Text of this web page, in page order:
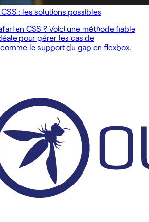
: les solutions possibles
en CSS ? Voici une méthode fiable
pour gérer les cas de
le support du gap en flexbox.